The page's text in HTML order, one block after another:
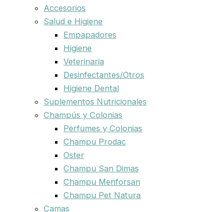
Accesorios
Salud e Higiene
Empapadores
Higiene
Veterinaria
Desinfectantes/Otros
Higiene Dental
Suplementos Nutricionales
Champús y Colonias
Perfumes y Colonias
Champu Prodac
Oster
Champu San Dimas
Champu Menforsan
Champu Pet Natura
Camas